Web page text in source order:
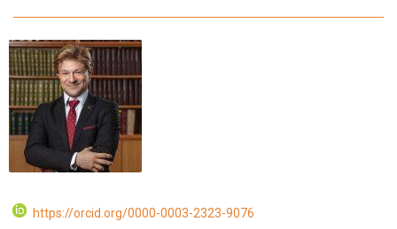
https://orcid.org/0000-0003-2323-9076